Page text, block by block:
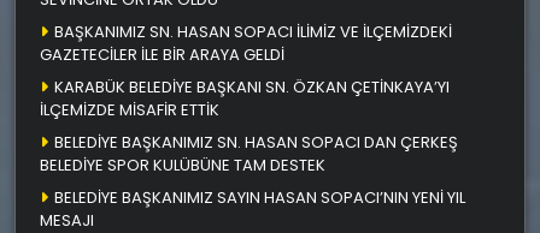
BAŞKANIMIZ SN. HASAN SOPACI İLİMİZ VE İLÇEMİZDEKİ
GAZETECİLER İLE BİR ARAYA GELDİ
KARABÜK BELEDİYE BAŞKANI SN. ÖZKAN ÇETİNKAYA’YI
İLÇEMİZDE MİSAFİR ETTİK
BELEDİYE BAŞKANIMIZ SN. HASAN SOPACI DAN ÇERKEŞ
BELEDİYE SPOR KULÜBÜNE TAM DESTEK
BELEDİYE BAŞKANIMIZ SAYIN HASAN SOPACI’NIN YENİ YIL
MESAJI